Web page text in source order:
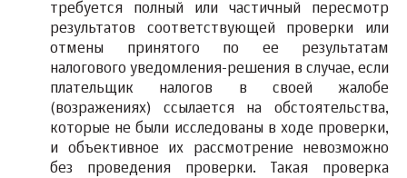
требуется полный или частичный пересмотр
результатов соответствующей проверки или
отмены принятого по ее результатам
налогового уведомления-решения в случае, если
плательщик налогов в своей жалобе
(возражениях) ссылается на обстоятельства,
которые не были исследованы в ходе проверки,
и объективное их рассмотрение невозможно
без проведения проверки. Такая проверка